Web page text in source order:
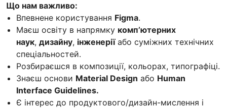
Що нам важливо:
Впевнене користування Figma.
Маєш освіту в напрямку компʼютерних
наук, дизайну, інженеріїабо суміжних технічних
спеціальностей.
Розбираєшся в композиції, кольорах, типографіці.
Знаєш основи Material Design або Human
Interface Guidelines.
Є інтерес до продуктового/дизайн-мислення і